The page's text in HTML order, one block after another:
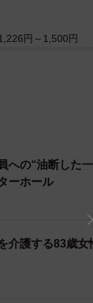
んの投稿
フロントで中
てほしい。
2022
珍しくないよ
ことあるでし
信じられない
」
円～1,500円
への“油断した
ーホール
介護する83歳